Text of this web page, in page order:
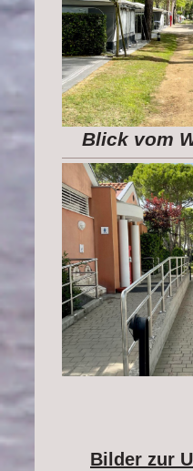
Blick vom
Bilder zur